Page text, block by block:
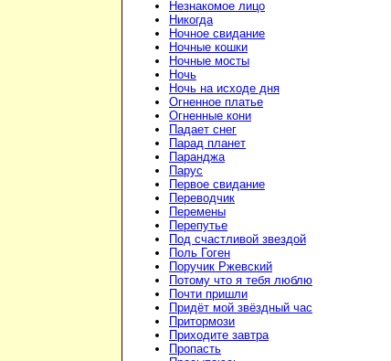
Незнакомое лицо
Никогда
Ночное свидание
Ночные кошки
Ночные мосты
Ночь
Ночь на исходе дня
Огненное платье
Огненные кони
Падает снег
Парад планет
Паранджа
Парус
Первое свидание
Переводчик
Перемены
Перепутье
Под счастливой звездой
Поль Гоген
Поручик Ржевский
Потому что я тебя люблю
Почти пришли
Придёт мой звёздный час
Притормози
Приходите завтра
Пропасть